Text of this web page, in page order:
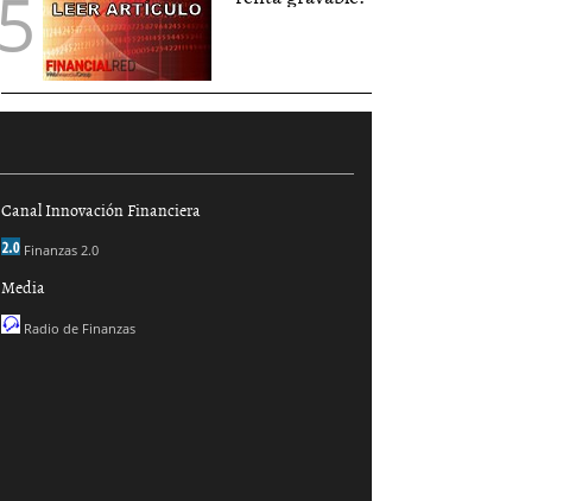
Canal Innovación Financiera
Finanzas 2.0
Media
Radio de Finanzas